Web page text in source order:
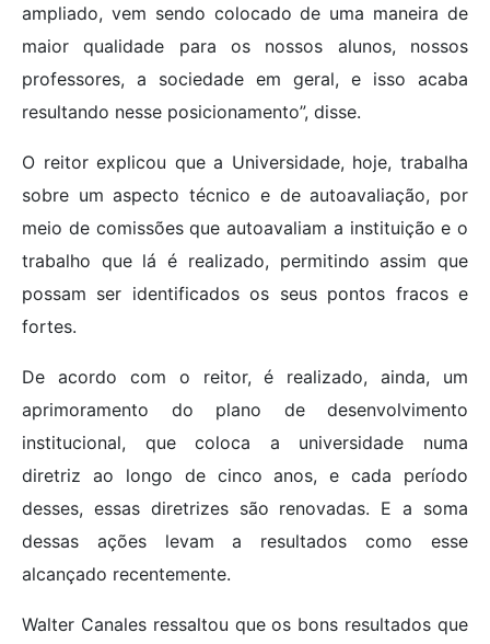
ampliado, vem sendo colocado de uma maneira de
maior qualidade para os nossos alunos, nossos
professores, a sociedade em geral, e isso acaba
resultando nesse posicionamento”, disse.
O reitor explicou que a Universidade, hoje, trabalha
sobre um aspecto técnico e de autoavaliação, por
meio de comissões que autoavaliam a instituição e o
trabalho que lá é realizado, permitindo assim que
possam ser identificados os seus pontos fracos e
fortes.
De acordo com o reitor, é realizado, ainda, um
aprimoramento do plano de desenvolvimento
institucional, que coloca a universidade numa
diretriz ao longo de cinco anos, e cada período
desses, essas diretrizes são renovadas. E a soma
dessas ações levam a resultados como esse
alcançado recentemente.
Walter Canales ressaltou que os bons resultados que